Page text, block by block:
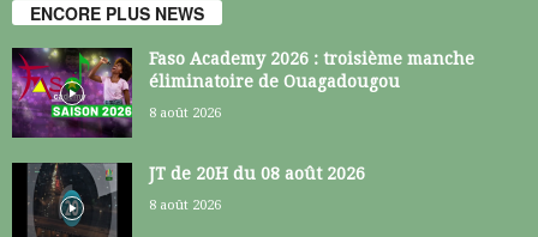
ENCORE PLUS NEWS
Faso Academy 2026 : troisième manche
éliminatoire de Ouagadougou
8 août 2026
JT de 20H du 08 août 2026
8 août 2026